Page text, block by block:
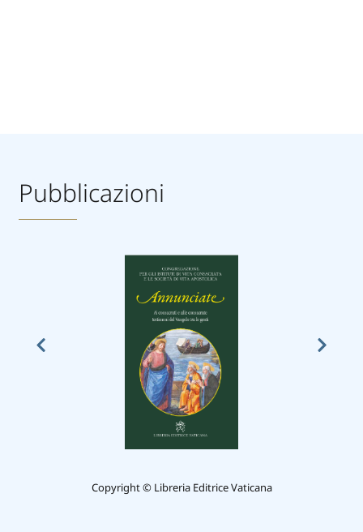
Pubblicazioni
Copyright © Libreria Editrice Vaticana